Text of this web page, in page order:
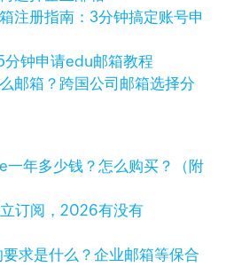
注册指南：3分钟搞定账号申
钟申请edu邮箱教程
邮箱？跨国公司邮箱选择分
年多少钱？怎么购买？（附
订阅，2026有没有
求是什么？企业邮箱等保合